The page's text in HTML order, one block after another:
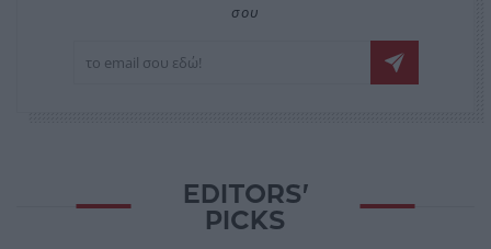
σου
EDITORS'
PICKS